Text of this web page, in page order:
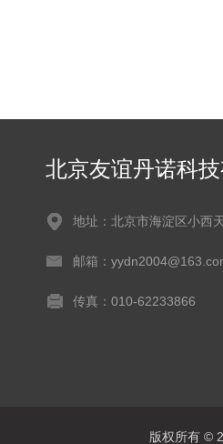
北京友谊丹诺科
地址：北京市海淀区小西
邮箱：
传真：010-62233866
版权所有 ©